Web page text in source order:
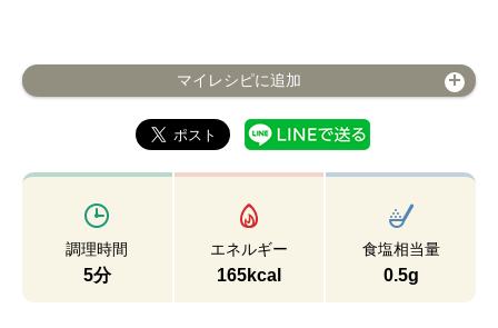
マイレシピに追加
調理時間
5分
エネルギー
165kcal
食塩相当量
0.5g